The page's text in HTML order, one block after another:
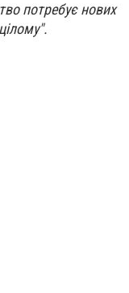
потребує нових